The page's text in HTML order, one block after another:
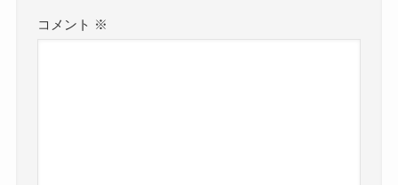
コメント ※